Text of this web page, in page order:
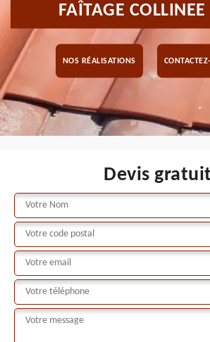
FAÎTAGE
NOS RÉALISATIONS
Devis gratuit